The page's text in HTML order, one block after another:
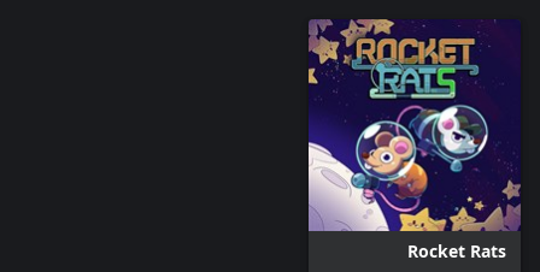
Rocket Rats